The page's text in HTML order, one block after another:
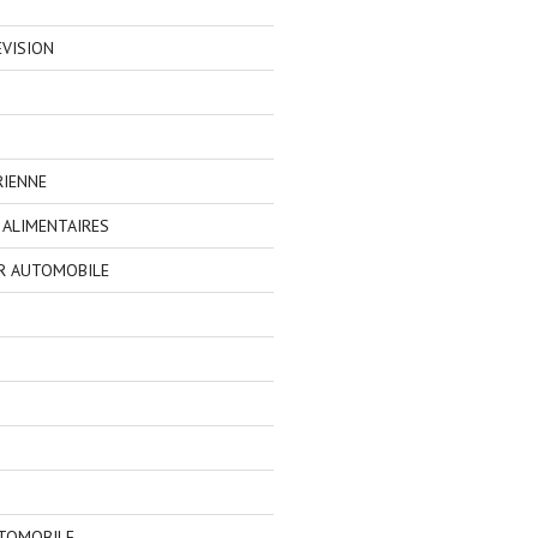
AUTOMOBILE